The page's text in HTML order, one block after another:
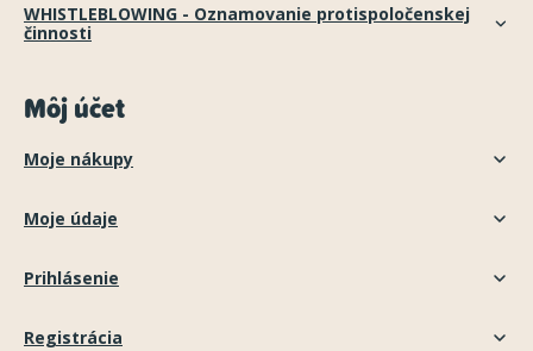
WHISTLEBLOWING - Oznamovanie protispoločenskej
činnosti
Môj účet
Moje nákupy
Moje údaje
Prihlásenie
Registrácia